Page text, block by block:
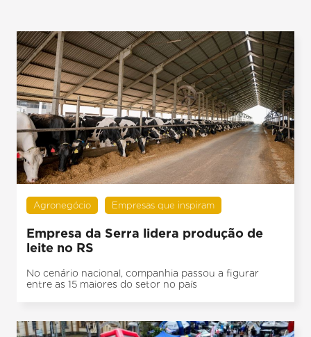
Agronegócio Empresas que inspiram
Empresa da Serra lidera produção de
leite no RS
No cenário nacional, companhia passou a figurar
entre as 15 maiores do setor no país